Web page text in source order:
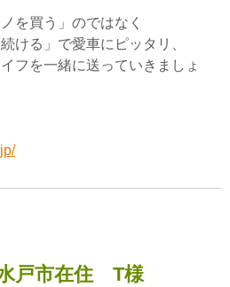
を買う」のではなく
ける」で愛車にピッタリ、
フを一緒に送っていきましょ
戸市在住 T様